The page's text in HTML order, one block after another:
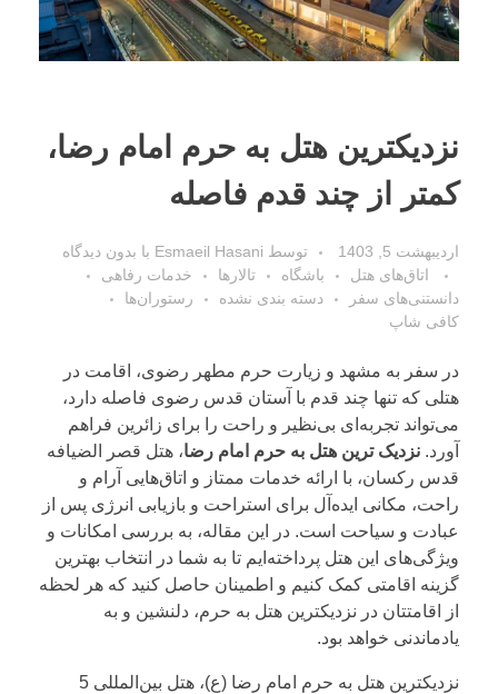
نزدیکترین هتل به حرم امام رضا،
کمتر از چند قدم فاصله
اردیبهشت 5, 1403 توسط Esmaeil Hasani با بدون دیدگاه
اتاق‌های هتل
باشگاه تالارها
خدمات رفاهی
دانستنی‌های سفر
دسته بندی نشده
رستوران‌ها
کافی شاپ
در سفر به مشهد و زیارت حرم مطهر رضوی، اقامت در
هتلی که تنها چند قدم با آستان قدس رضوی فاصله دارد،
می‌تواند تجربه‌ای بی‌نظیر و راحت را برای زائرین فراهم
آورد. نزدیک ترین هتل به حرم امام رضا، هتل قصر الضیافه
قدس رکسان، با ارائه خدمات ممتاز و اتاق‌هایی آرام و
راحت، مکانی ایده‌آل برای استراحت و بازیابی انرژی پس از
عبادت و سیاحت است. در این مقاله، به بررسی امکانات و
ویژگی‌های این هتل پرداخته‌ایم تا به شما در انتخاب بهترین
گزینه اقامتی کمک کنیم و اطمینان حاصل کنید که هر لحظه
از اقامتتان در نزدیکترین هتل به حرم، دلنشین و به
یادماندنی خواهد بود.
نزدیکترین هتل به حرم امام رضا (ع)، هتل بین‌المللی 5